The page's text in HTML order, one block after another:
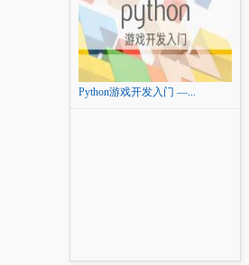
Python游戏开发入门 —...